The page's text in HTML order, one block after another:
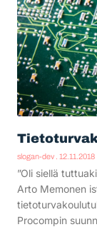
slogan-dev 12.11.2018
”Oli siellä
Arto Memonen
Procompin